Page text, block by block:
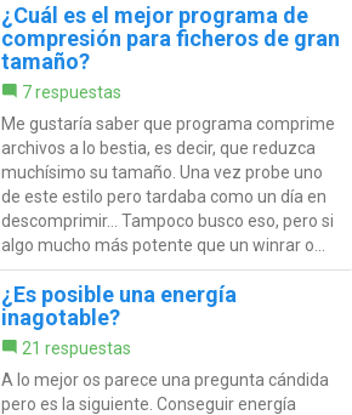
¿Cuál es el mejor programa de
compresión para ficheros de gran
tamaño?
7 respuestas
Me gustaría saber que programa comprime
archivos a lo bestia, es decir, que reduzca
muchísimo su tamaño. Una vez probe uno
de este estilo pero tardaba como un día en
descomprimir... Tampoco busco eso, pero si
algo mucho más potente que un winrar o...
¿Es posible una energía
inagotable?
21 respuestas
A lo mejor os parece una pregunta cándida
pero es la siguiente. Conseguir energía